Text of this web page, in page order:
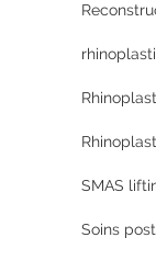
SMAS
Soins